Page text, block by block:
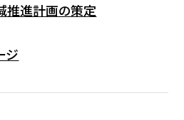
進計画の策定
ジ